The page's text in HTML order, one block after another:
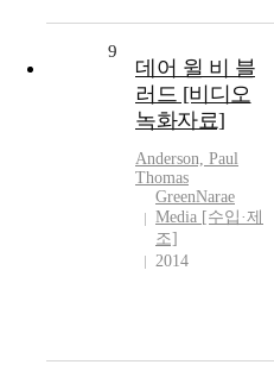
9
데어 윌 비 블
러드 [비디오
녹화자료]
Anderson, Paul
Thomas
GreenNarae
Media [수입·제
조]
2014